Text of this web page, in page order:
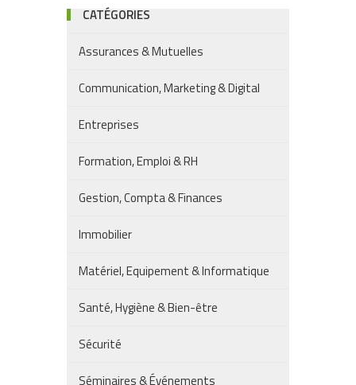
CATÉGORIES
Assurances & Mutuelles
Communication, Marketing & Digital
Entreprises
Formation, Emploi & RH
Gestion, Compta & Finances
Immobilier
Matériel, Equipement & Informatique
Santé, Hygiène & Bien-être
Sécurité
Séminaires & Événements